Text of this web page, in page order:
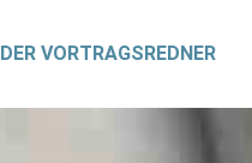
DER VORTRAGSREDNER